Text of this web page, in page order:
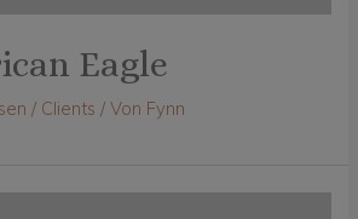
Eagle
/ Clients / Von Fynn